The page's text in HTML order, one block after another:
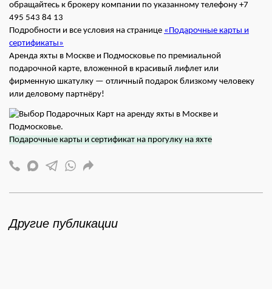
обращайтесь к брокеру компании по указанному телефону +7
495 543 84 13
Подробности и все условия на странице «Подарочные карты и
сертификаты»
Аренда яхты в Москве и Подмосковье по премиальной
подарочной карте, вложенной в красивый лифлет или
фирменную шкатулку — отличный подарок близкому человеку
или деловому партнёру!
Подарочные карты и сертификат на прогулку на яхте
Другие публикации